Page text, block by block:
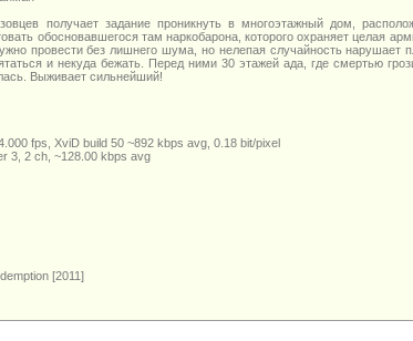
получает задание проникнуть в многоэтажный дом,
обосновавшегося там наркобарона, которого охраняет целая
провести без лишнего шума, но нелепая случайность нарушает
и некуда бежать. Перед ними 30 этажей ада, где смертью
Выживает сильнейший!
fps, XviD build 50 ~892 kbps avg, 0.18 bit/pixel
3, 2 ch, ~128.00 kbps avg
[2011]